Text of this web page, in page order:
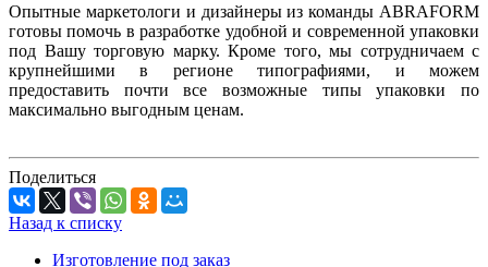
Опытные маркетологи и дизайнеры из команды ABRAFORM
готовы помочь в разработке удобной и современной упаковки
под Вашу торговую марку. Кроме того, мы сотрудничаем с
крупнейшими в регионе типографиями, и можем
предоставить почти все возможные типы упаковки по
максимально выгодным ценам.
Поделиться
Назад к списку
Изготовление под заказ